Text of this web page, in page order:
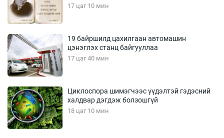
17 цаг 10 мин
19 байршилд цахилгаан автомашин
цэнэглэх станц байгууллаа
17 цаг 40 мин
Циклоспора шимэгчээс үүдэлтэй гэдэсний
халдвар дэгдэж болзошгүй
18 цаг 10 мин